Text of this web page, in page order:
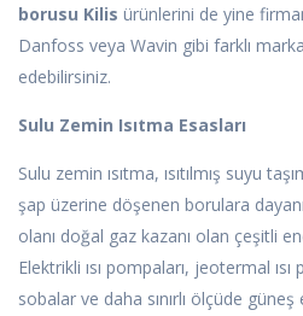
borusu Kilis ürünlerini de yine
Danfoss veya Wavin gibi farklı
edebilirsiniz.
Sulu Zemin Isıtma Esasları
Sulu zemin ısıtma, ısıtılmış suyu
şap üzerine döşenen borulara
olanı doğal gaz kazanı olan çeşitli
Elektrikli ısı pompaları, jeotermal
sobalar ve daha sınırlı ölçüde